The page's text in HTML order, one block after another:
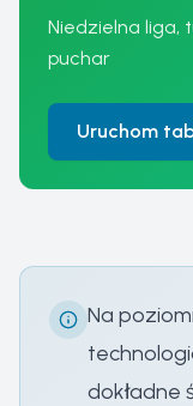
Niedzielna liga,
puchar
Uruchom
Na
dokładne